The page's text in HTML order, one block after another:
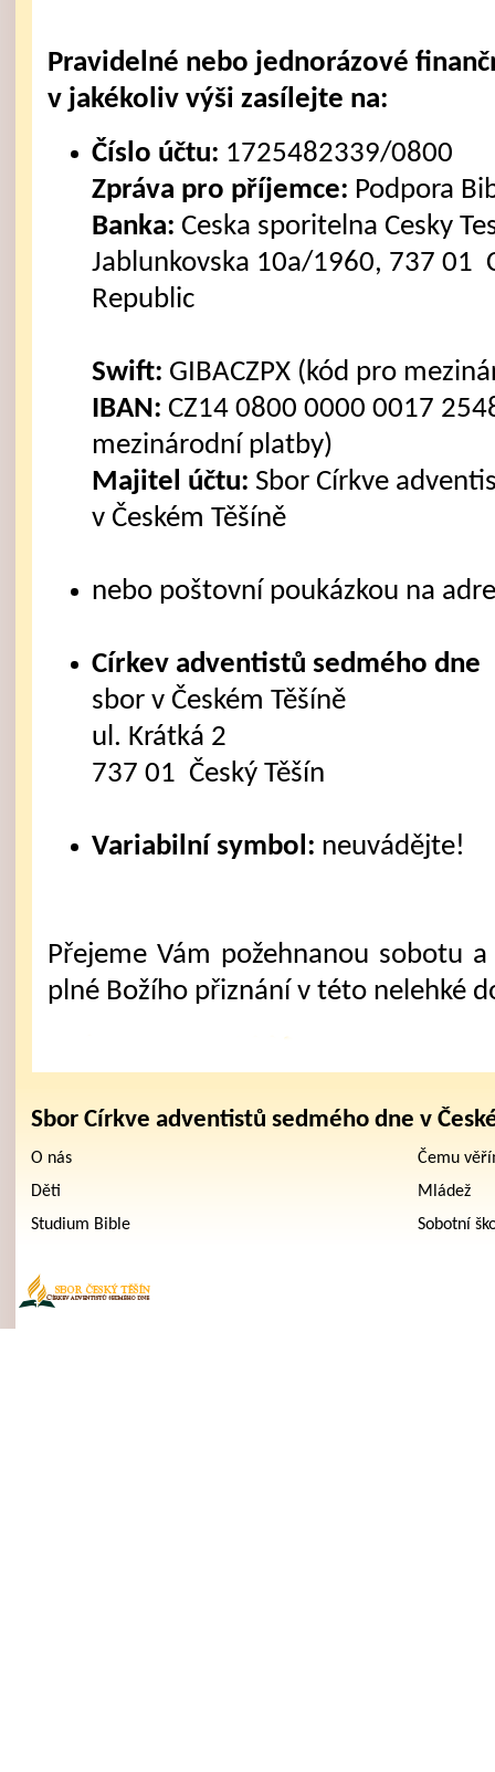
Pravidelné nebo jednorázové
v jakékoliv výši zasílejte na:
Číslo účtu: 1725482339/0800
Zpráva pro příjemce: Podpora
Banka: Ceska sporitelna Cesky
Jablunkovska 10a/1960, 737 01
Republic
Swift: GIBACZPX (kód pro
IBAN: CZ14 0800 0000 0017
mezinárodní platby)
Majitel účtu: Sbor Církve
v Českém Těšíně
nebo poštovní poukázkou na
Církev adventistů sedmého dne
sbor v Českém Těšíně
ul. Krátká 2
737 01 Český Těšín
Variabilní symbol: neuvádějte!
Přejeme Vám požehnanou sobotu
plné Božího přiznání v této nelehké
Sbor Církve adventistů sedmého dne v
O nás
Čemu
Děti
Mládež
Studium Bible
Sobotní